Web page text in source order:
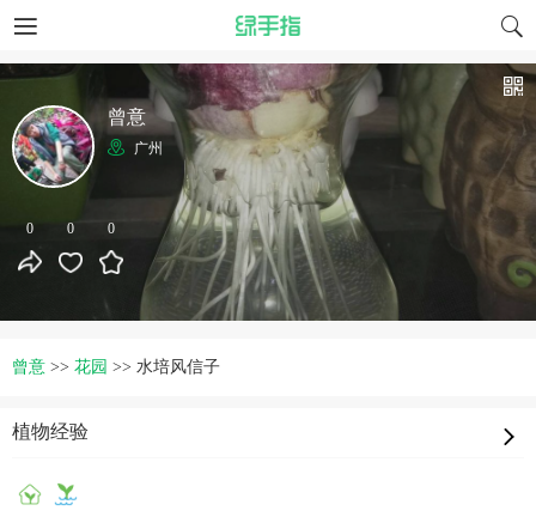
0 0 0
曾意
广州
曾意 >> 花园 >> 水培风信子
植物经验